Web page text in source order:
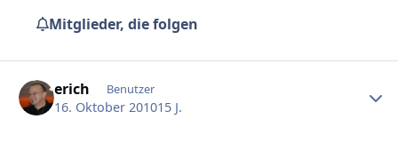
Mitglieder, die folgen
erich Benutzer
16. Oktober 201015 J.